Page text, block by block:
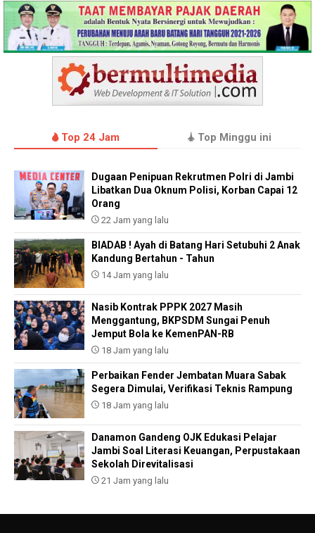
Top 24 Jam Top Minggu ini
Dugaan Penipuan Rekrutmen Polri di Jambi
Libatkan Dua Oknum Polisi, Korban Capai 12
Orang
22 Jam yang lalu
BIADAB ! Ayah di Batang Hari Setubuhi 2 Anak
Kandung Bertahun - Tahun
14 Jam yang lalu
Nasib Kontrak PPPK 2027 Masih
Menggantung, BKPSDM Sungai Penuh
Jemput Bola ke KemenPAN-RB
18 Jam yang lalu
Perbaikan Fender Jembatan Muara Sabak
Segera Dimulai, Verifikasi Teknis Rampung
18 Jam yang lalu
Danamon Gandeng OJK Edukasi Pelajar
Jambi Soal Literasi Keuangan, Perpustakaan
Sekolah Direvitalisasi
21 Jam yang lalu